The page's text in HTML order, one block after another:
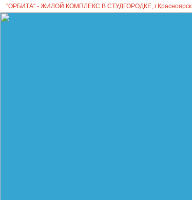
"ОРБИТА" - ЖИЛОЙ КОМПЛЕКС В СТУДГОРОДКЕ, г.Красноярск